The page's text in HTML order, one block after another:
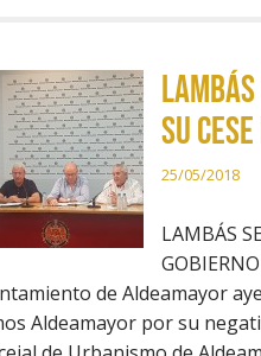
SU
25/05/2018
LAMBÁS
de Aldeamayor
Aldeamayor por su